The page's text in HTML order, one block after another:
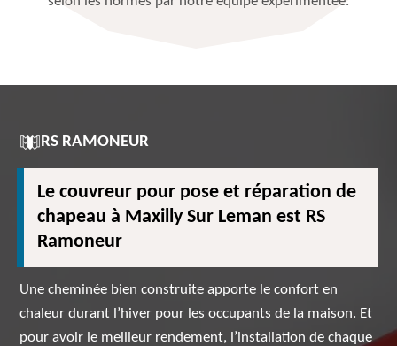
RS RAMONEUR
Le couvreur pour pose et réparation de
chapeau à Maxilly Sur Leman est RS
Ramoneur
Une cheminée bien construite apporte le confort en
chaleur durant l’hiver pour les occupants de la maison. Et
pour avoir le meilleur rendement, l’installation de chaque